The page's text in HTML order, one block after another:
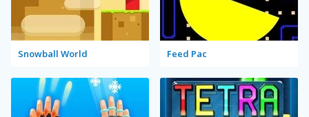
Snowball World Feed Pac